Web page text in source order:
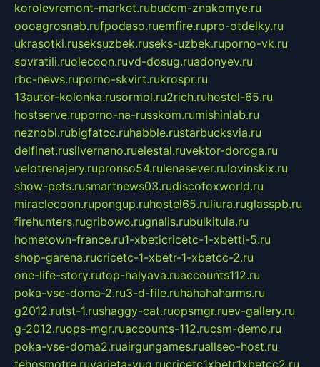
korolevremont-market.rubudem-znakomye.ru
oooagrosnab.rufpodaso.ruemfire.rupro-otdelky.ru
ukrasotki.ruseksuzbek.ruseks-uzbek.ruporno-vk.ru
sovratili.ruolecoon.ruvd-dosug.ruadonyev.ru
rbc-news.ruporno-skvirt.rukrospr.ru
13autor-kolonka.rusormol.ru2rich.ruhostel-65.ru
hostserve.ruporno-na-russkom.rumishinlab.ru
neznobi.rubigfatcc.ruhabble.rustarbucksvia.ru
delfinet.rusilvernano.ruelestal.ruvektor-doroga.ru
velotrenajery.rupronso54.rulenasever.rulovinskix.ru
show-pets.rusmartnews03.rudiscofoxworld.ru
miraclecoon.rupongup.ruhostel65.ruliura.ruglasspb.ru
firehunters.rugribowo.rugnalis.rubulkitula.ru
hometown-france.ru1-xbeticricetc-1-xbetti-5.ru
shop-garena.rucricetc-1-xbetr-1-xbetcc-2.ru
one-life-story.rutop-halyava.ruaccounts112.ru
poka-vse-doma-2.ru3-d-file.ruhahahaharms.ru
g2012.rutst-1.rushaggy-cat.ruopsmgr.ruev-gallery.ru
g-2012.ruops-mgr.ruaccounts-112.rucsm-demo.ru
poka-vse-doma2.ruairgungames.ruallseo-host.ru
tehosmotre.ruvarieta-yug.rucricetc1xbetr1xbetcc2.ru